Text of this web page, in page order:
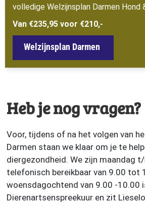
volledige Welzijnsplan Darmen Hond
Van €235,95 voor €210,-
Welzijnsplan Darmen
Heb je nog vragen?
Voor, tijdens of na het volgen van
Darmen staan we klaar om je te
diergezondheid. We zijn maandag
telefonisch bereikbaar van 9.00 tot
woensdagochtend van 9.00 -10.00
Dierenartsenspreekuur en zit